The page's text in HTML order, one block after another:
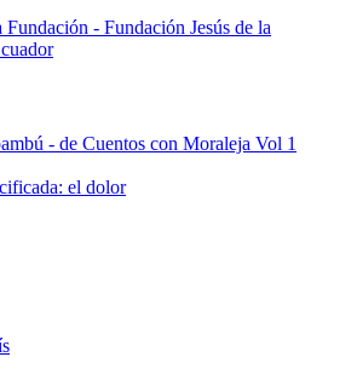
- de Cuentos con Moraleja Vol 1
el dolor